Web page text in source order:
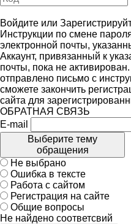
Войдите или
Инструкции по смене
электронной почты,
Аккаунт, привязанный к
почты, пока не
отправлено письмо с
сможете закончить
сайта для
ОБРАТНАЯ СВЯЗЬ
E-mail
Выберите тему
обращения
Не выбрано
Ошибка в тексте
Работа с сайтом
Регистрация на сайте
Общие вопросы
Не найдено соответсвий